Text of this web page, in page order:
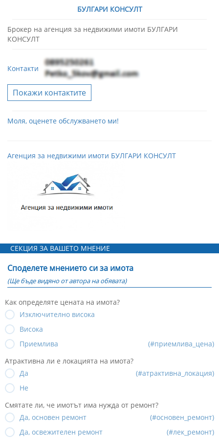
БУЛГАРИ КОНСУЛТ
Брокер на агенция за недвижими имоти БУЛГАРИ
КОНСУЛТ
Контакти
Покажи контактите
Моля, оценете обслужването ми!
Агенция за недвижими имоти БУЛГАРИ КОНСУЛТ
СЕКЦИЯ ЗА ВАШЕТО МНЕНИЕ
Споделете мнението си за имота
(Ще бъде видяно от автора на обявата)
Как определяте цената на имота?
Изключително висока
Висока
Приемлива
(#приемлива_цена)
Атрактивна ли е локацията на имота?
Да
(#атрактивна_локация)
Не
Смятате ли, че имотът има нужда от ремонт?
Да, основен ремонт
(#основен_ремонт)
Да, освежителен ремонт
(#лек_ремонт)